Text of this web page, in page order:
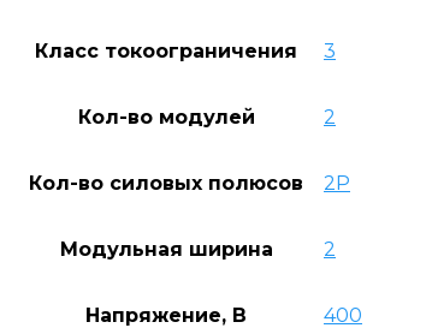
Класс токоограничения 3
Кол-во модулей 2
Кол-во силовых полюсов 2P
Модульная ширина 2
Напряжение, В 400